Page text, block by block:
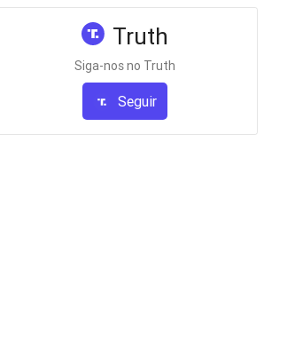
Truth
Siga-nos no Truth
Seguir